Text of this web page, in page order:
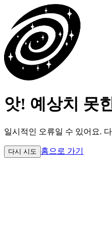
앗! 예상치 못
일시적인 오류일 수 있어요.
다시 시도 홈으로 가기